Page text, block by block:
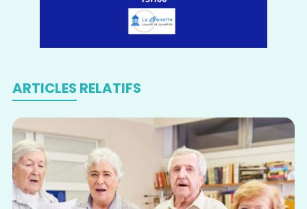
ARTICLES RELATIFS